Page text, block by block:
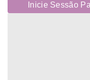
Inicie Sessão